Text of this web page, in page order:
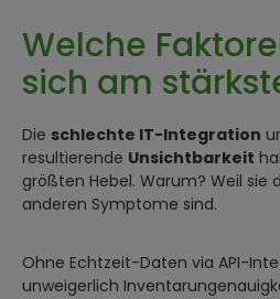
Welche
sich am
Die schlechte IT-Integration
resultierende Unsichtbarkeit
größten Hebel. Warum? Weil sie
anderen Symptome sind.
Ohne Echtzeit-Daten via API-
unweigerlich